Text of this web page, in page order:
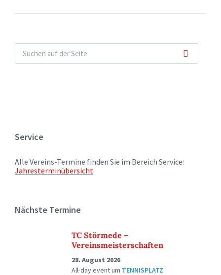
Service
Alle Vereins-Termine finden Sie im Bereich Service:
Jahresterminübersicht.
Nächste Termine
TC Störmede –
Vereinsmeisterschaften
28. August 2026
All-day eventum TENNISPLATZ